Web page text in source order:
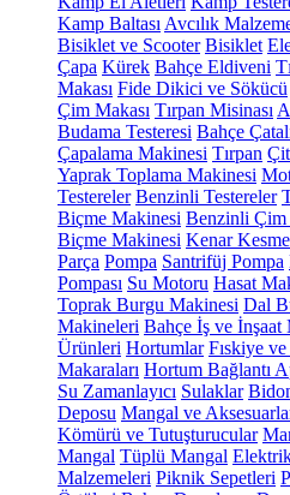
Kamp Baltası Avcılık
Bisiklet ve Scooter Bisiklet
Çapa Kürek Bahçe Eldiveni
Makası Fide Dikici ve Sökücü
Çim Makası Tırpan Misinası
Budama Testeresi Bahçe
Çapalama Makinesi Tırpan
Yaprak Toplama Makinesi
Testereler Benzinli Testereler
Biçme Makinesi Benzinli Çim
Biçme Makinesi Kenar
Parça Pompa Santrifüj Pompa
Pompası Su Motoru Hasat
Toprak Burgu Makinesi Dal
Makineleri Bahçe İş ve İnşaat
Ürünleri Hortumlar Fıskiye ve
Makaraları Hortum Bağlantı
Su Zamanlayıcı Sulaklar
Deposu Mangal ve
Kömürü ve Tutuşturucular
Mangal Tüplü Mangal
Malzemeleri Piknik Sepetleri